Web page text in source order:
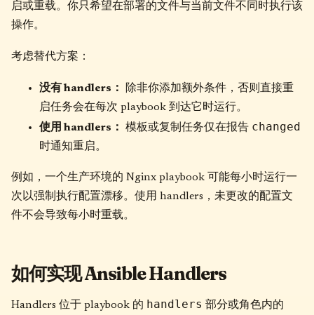
启或重载。你只希望在部署的文件与当前文件不同时执行该
操作。
考虑替代方案：
没有 handlers：
除非你添加额外条件，否则直接重
启任务会在每次 playbook 到达它时运行。
使用 handlers：
模板或复制任务仅在报告 changed
时通知重启。
例如，一个生产环境的 Nginx playbook 可能每小时运行一
次以强制执行配置漂移。使用 handlers，未更改的配置文
件不会导致每小时重载。
如何实现 Ansible Handlers
Handlers 位于 playbook 的 handlers 部分或角色内的